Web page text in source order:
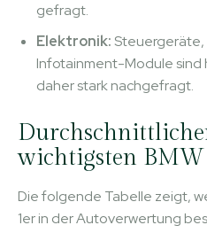
gefragt.
Elektronik:
Infotainment-Module
daher stark nachgefragt.
wichtigsten
Die folgende Tabelle zeigt,
1er in der Autoverwertung